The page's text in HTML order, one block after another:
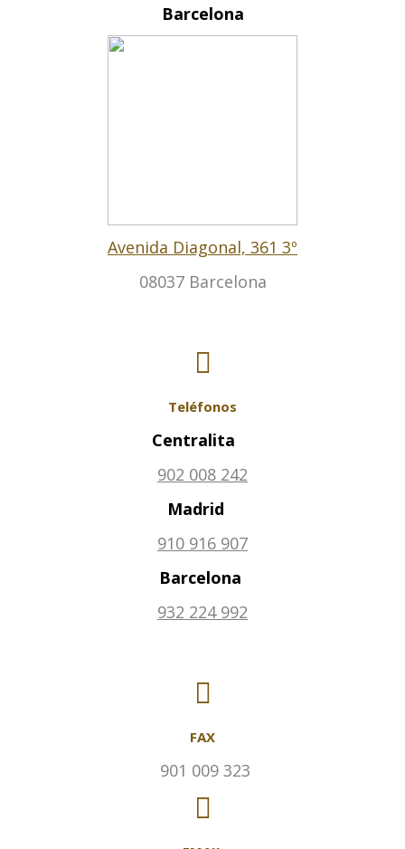
Barcelona
Avenida Diagonal, 361 3º
08037 Barcelona
Teléfonos
Centralita
902 008 242
Madrid
910 916 907
Barcelona
932 224 992
FAX
901 009 323